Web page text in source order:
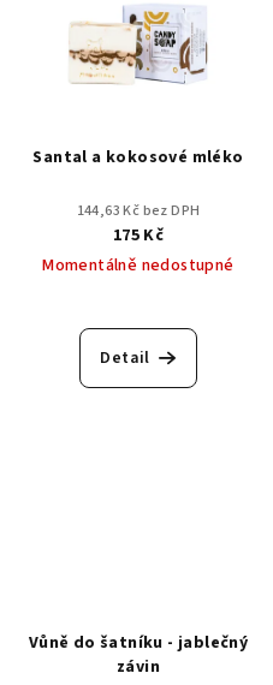
Santal a kokosové mléko
144,63 Kč bez DPH
175 Kč
Momentálně nedostupné
hodnocení
produktu
Detail
Vůně do šatníku - jablečný
závin